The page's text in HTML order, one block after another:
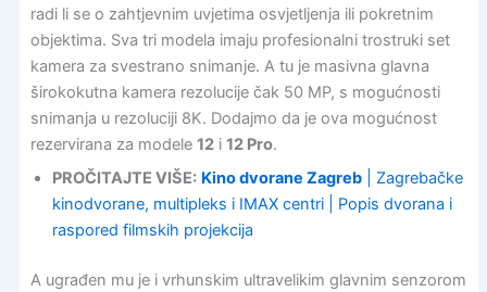
radi li se o zahtjevnim uvjetima osvjetljenja ili pokretnim
objektima. Sva tri modela imaju profesionalni trostruki set
kamera za svestrano snimanje. A tu je masivna glavna
širokokutna kamera rezolucije čak 50 MP, s mogućnosti
snimanja u rezoluciji 8K. Dodajmo da je ova mogućnost
rezervirana za modele 12i 12 Pro.
PROČITAJTE VIŠE: Kino dvorane Zagreb| Zagrebačke
kinodvorane, multipleks i IMAX centri | Popis dvorana i
raspored filmskih projekcija
A ugrađen mu je i vrhunskim ultravelikim glavnim senzorom